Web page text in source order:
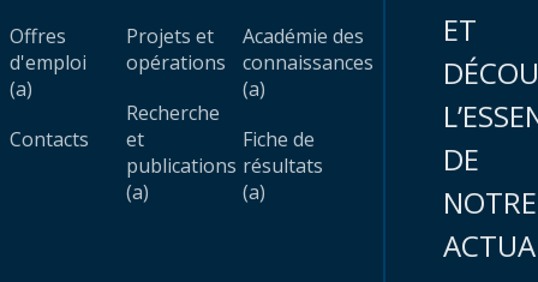
Offres
d'emploi
(a)
Contacts
Projets et
opérations
Recherche
et
publications
(a)
Académie des
connaissances
(a)
Fiche de
résultats
(a)
ET
DE
NOTRE